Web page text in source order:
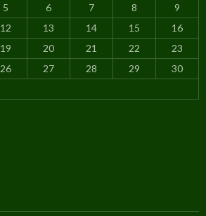
5 6 7 8
9
12 13 14 15
16
19 20 21 22
23
26 27 28 29
30